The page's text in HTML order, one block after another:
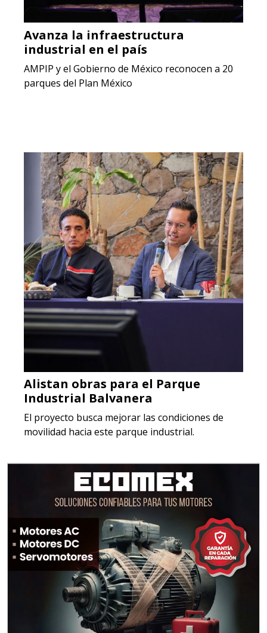
Avanza la infraestructura
industrial en el país
AMPIP y el Gobierno de México reconocen a 20
parques del Plan México
Alistan obras para el Parque
Industrial Balvanera
El proyecto busca mejorar las condiciones de
movilidad hacia este parque industrial.